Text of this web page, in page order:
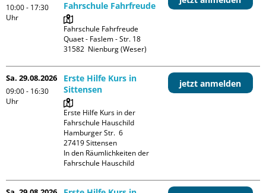
10:00 - 17:30
Uhr
Fahrschule Fahrfreude
Fahrschule Fahrfreude
Quaet - Faslem - Str. 18
Sa. 29.08.2026
09:00 - 16:30
Uhr
Erste Hilfe Kurs in
Sittensen
Erste Hilfe Kurs in der
Fahrschule Hauschild
Hamburger Str.  6
27419 Sittensen
In den Räumlichkeiten der
Fahrschule Hauschild
jetzt anmelden